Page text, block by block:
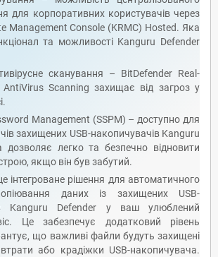
для корпоративних користувачів через
Management Console (KRMC) Hosted. Яка
та можливості Kanguru Defender
сканування – BitDefender Real-
Scanning захищає від загроз у
Management (SSPM) – доступно для
захищених USB-накопичувачів Kanguru
дозволяє легко та безпечно відновити
якщо він був забутий.
інтегроване рішення для автоматичного
даних із захищених USB-
Kanguru Defender у ваш улюблений
Це забезпечує додатковий рівень
що важливі файли будуть захищені
або крадіжки USB-накопичувача.